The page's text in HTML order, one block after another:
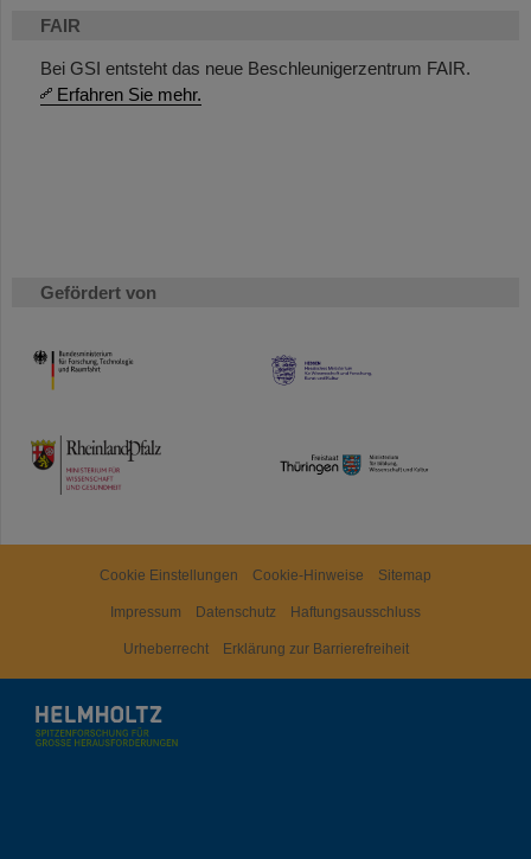
FAIR
Bei GSI entsteht das neue Beschleunigerzentrum FAIR.
Erfahren Sie mehr.
Gefördert von
HMWK
TMWWDG
Cookie Einstellungen Cookie-Hinweise Sitemap
Impressum Datenschutz Haftungsausschluss
Urheberrecht Erklärung zur Barrierefreiheit